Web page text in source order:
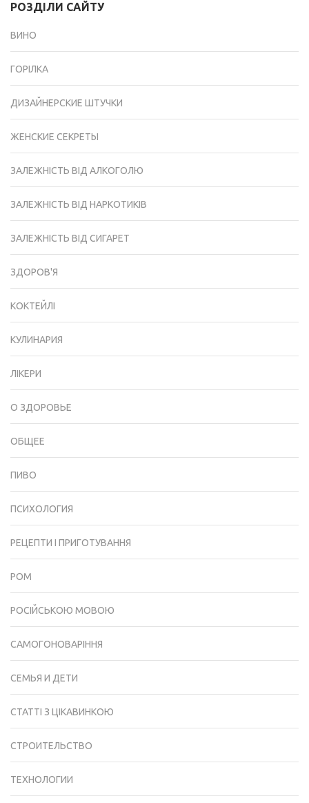
РОЗДІЛИ САЙТУ
ВИНО
ГОРІЛКА
ДИЗАЙНЕРСКИЕ ШТУЧКИ
ЖЕНСКИЕ СЕКРЕТЫ
ЗАЛЕЖНІСТЬ ВІД АЛКОГОЛЮ
ЗАЛЕЖНІСТЬ ВІД НАРКОТИКІВ
ЗАЛЕЖНІСТЬ ВІД СИГАРЕТ
ЗДОРОВ'Я
КОКТЕЙЛІ
КУЛИНАРИЯ
ЛІКЕРИ
О ЗДОРОВЬЕ
ОБЩЕЕ
ПИВО
ПСИХОЛОГИЯ
РЕЦЕПТИ І ПРИГОТУВАННЯ
РОМ
РОСІЙСЬКОЮ МОВОЮ
САМОГОНОВАРІННЯ
СЕМЬЯ И ДЕТИ
СТАТТІ З ЦІКАВИНКОЮ
СТРОИТЕЛЬСТВО
ТЕХНОЛОГИИ